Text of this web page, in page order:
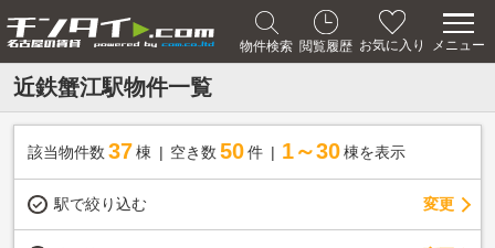
物件検索 閲覧履歴 お気に入り メニュー
近鉄蟹江駅物件一覧
該当物件数 37棟 空き数 50 件 1～30 棟を表示
駅で絞り込む 変更